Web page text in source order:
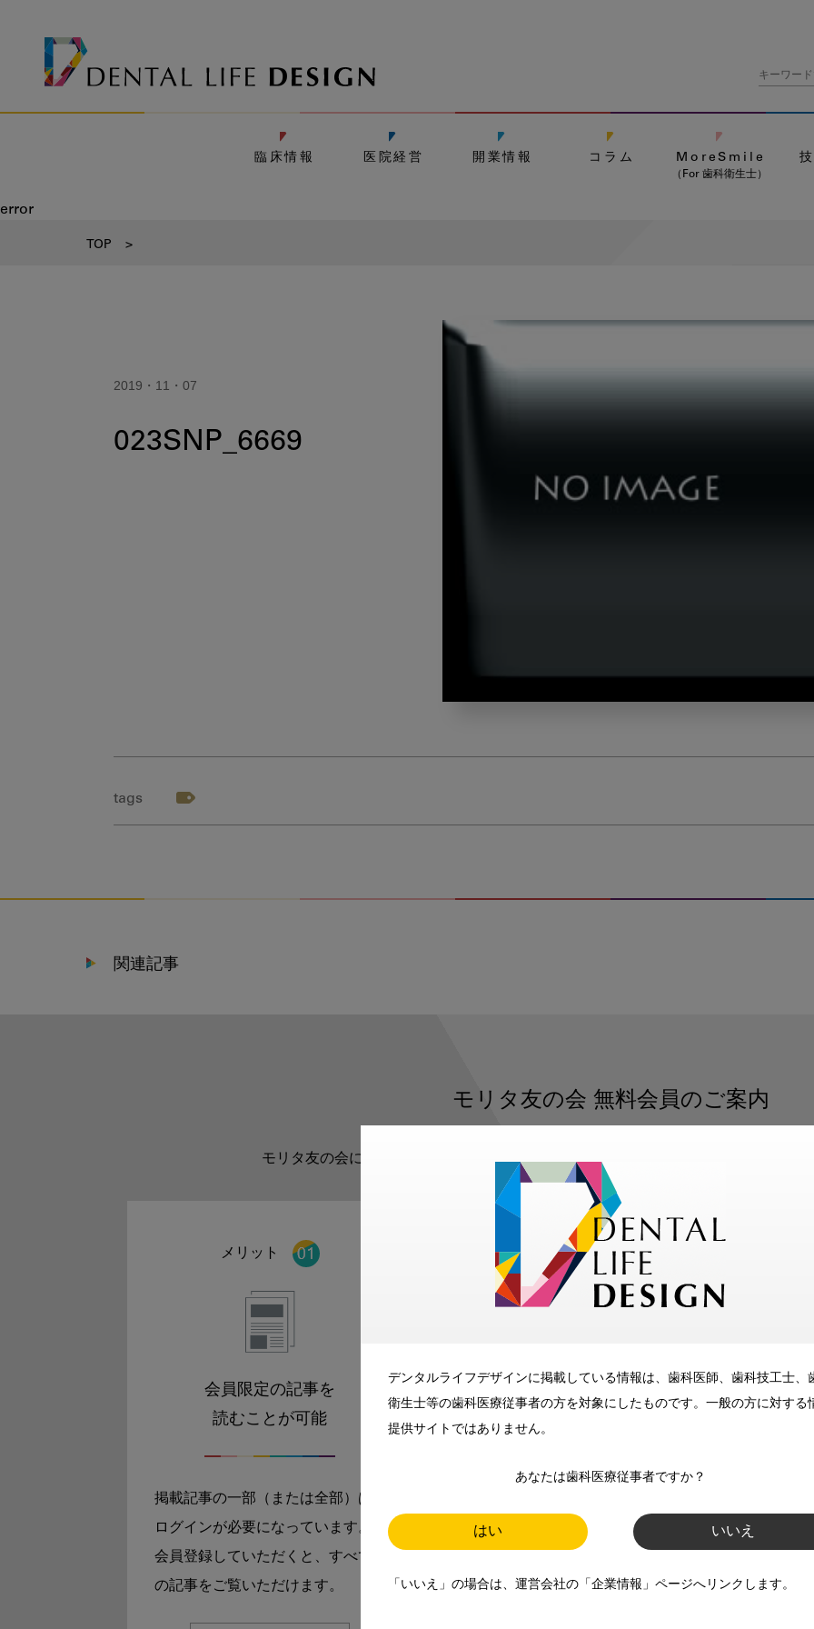
デンタルライフデザインに掲載している情報は、歯科医師、歯科技工士、
衛生士等の歯科医療従事者の方を対象にしたものです。一般の方に対する
提供サイトではありません。
あなたは歯科医療従事者ですか？
はい いいえ
「いいえ」の場合は、運営会社の「企業情報」ページへリンクします。
臨床情報 医院経営 開業情報 コラム MoreSmile
（For 歯科衛生士）
error
TOP >
2019・11・07
023SNP_6669
tags
関連記事
モリタ友の会 無料会員のご案内
モリタ友の会に登録いただくと、デンタルライフデザインをもっと便利にご利用い
メリット
会員限定の記事を
読むことが可能
掲載記事の一部（または全部）は
ログインが必要になっています。
会員登録していただくと、すべて
の記事をご覧いただけます。
メリット
メールマガジンでお届け
師、歯科衛生士、歯科技工士）に
お届けします。